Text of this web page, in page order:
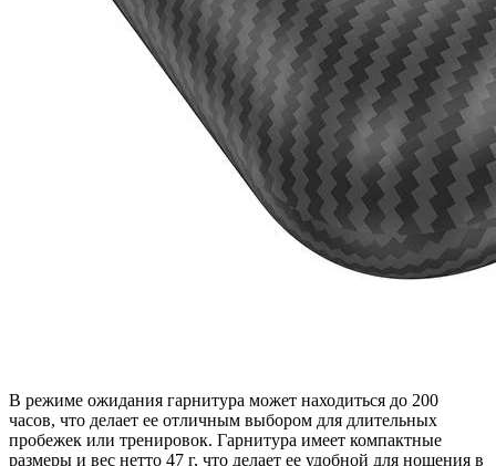
В режиме ожидания гарнитура может находиться до 200
часов, что делает ее отличным выбором для длительных
пробежек или тренировок. Гарнитура имеет компактные
размеры и вес нетто 47 г, что делает ее удобной для ношения в